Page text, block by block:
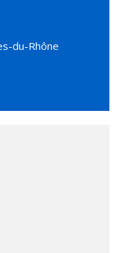
du-Rhône